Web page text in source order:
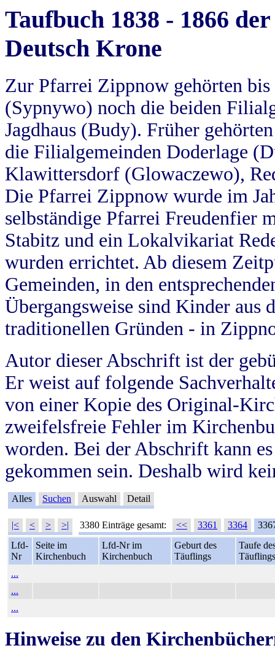
Taufbuch 1838 - 1866
Deutsch Krone
Zur Pfarrei Zippnow gehörten
(Sypnywo) noch die beiden
Jagdhaus (Budy). Früher
die Filialgemeinden Doderlage
Klawittersdorf (Glowaczewo),
Die Pfarrei Zippnow wurde im
selbständige Pfarrei Freudenfier
Stabitz und ein Lokalvikariat
wurden errichtet. Ab diesem
Gemeinden, in den
Übergangsweise sind Kinder aus
traditionellen Gründen - in
Autor dieser Abschrift ist der
Er weist auf folgende
von einer Kopie des Original-
zweifelsfreie Fehler im
worden. Bei der Abschrift kann
gekommen sein. Deshalb wird
Alles Suchen Auswahl Detail
|< < > >| 3380 Einträge gesamt: << 3361 3364
Lfd-
Nr
Seite im
Kirchenbuch
Lfd-Nr im
Kirchenbuch
Geburt des
Täuflings
Taufe
Täuflings
...
...
...
Hinweise zu den